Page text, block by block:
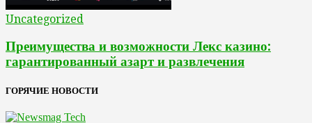
Uncategorized
Преимущества и возможности Лекс казино:
гарантированный азарт и развлечения
ГОРЯЧИЕ НОВОСТИ